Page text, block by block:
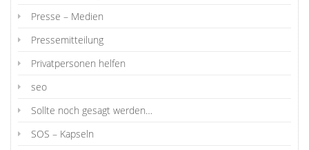
Presse – Medien
Pressemitteilung
Privatpersonen helfen
seo
Sollte noch gesagt werden…
SOS – Kapseln